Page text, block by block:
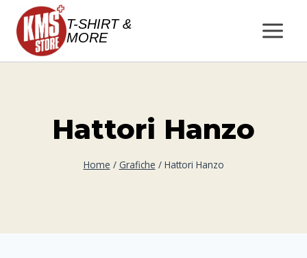
Salta
contenuto
T-SHIRT &
MORE
Hattori Hanzo
Home / Grafiche / Hattori Hanzo